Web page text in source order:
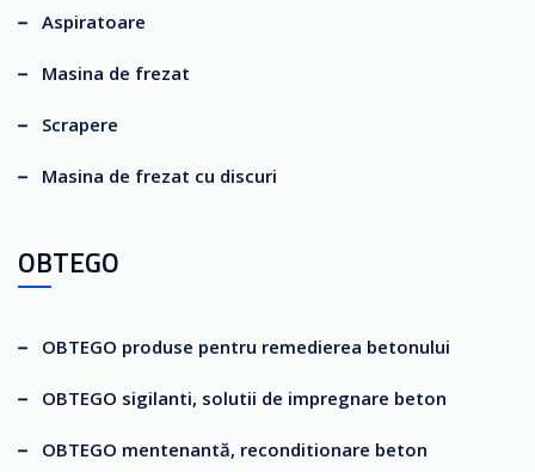
Aspiratoare
Masina de frezat
Scrapere
Masina de frezat cu discuri
OBTEGO
OBTEGO produse pentru remedierea betonului
OBTEGO sigilanti, solutii de impregnare beton
OBTEGO mentenantă, reconditionare beton